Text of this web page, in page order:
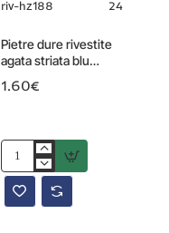
riv-hz188 24
Pietre dure rivestite
agata striata blu
1.60€
Pietre
dure
rivestite
agata